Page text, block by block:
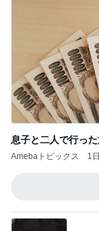
息子と二人で行っ
Amebaトピックス 1